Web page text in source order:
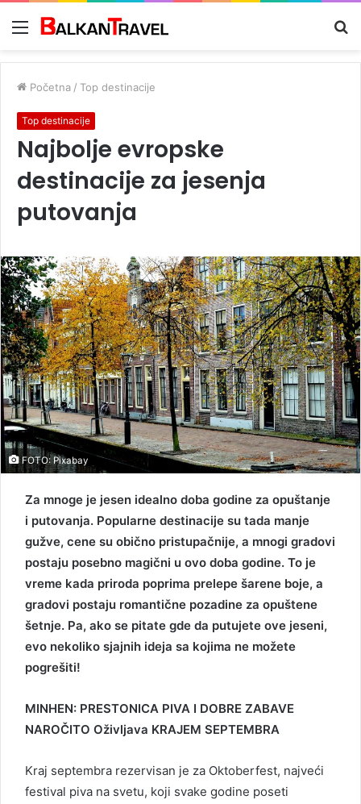
Meni
Početna / Top destinacije
Top destinacije
Najbolje evropske
destinacije za jesenja
putovanja
FOTO: Pixabay
Za mnoge je jesen idealno doba godine za opuštanje
i putovanja. Popularne destinacije su tada manje
gužve, cene su obično pristupačnije, a mnogi gradovi
postaju posebno magični u ovo doba godine. To je
vreme kada priroda poprima prelepe šarene boje, a
gradovi postaju romantične pozadine za opuštene
šetnje. Pa, ako se pitate gde da putujete ove jeseni,
evo nekoliko sjajnih ideja sa kojima ne možete
pogrešiti!
MINHEN: PRESTONICA PIVA I DOBRE ZABAVE
NAROČITO Oživljava KRAJEM SEPTEMBRA
Kraj septembra rezervisan je za Oktoberfest, najveći
festival piva na svetu, koji svake godine poseti